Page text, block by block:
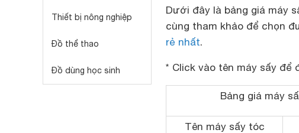
Thiết bị nông nghiệp
Đồ thể thao
Đồ dùng học sinh
Dưới đây là bảng giá máy
cùng tham khảo để chọn
rẻ nhất.
* Click vào tên máy sấy để
Bảng giá máy
Tên máy sấy tóc